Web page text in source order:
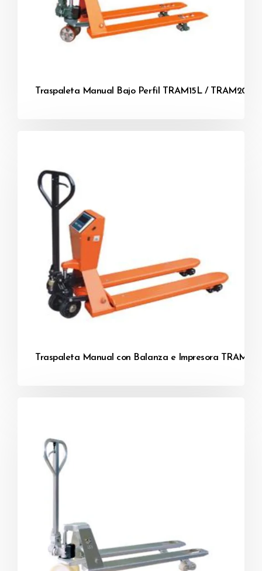
Traspaleta Manual Bajo Perfil TRAM15L / TRAM20L-
Traspaleta Manual con Balanza e Impresora